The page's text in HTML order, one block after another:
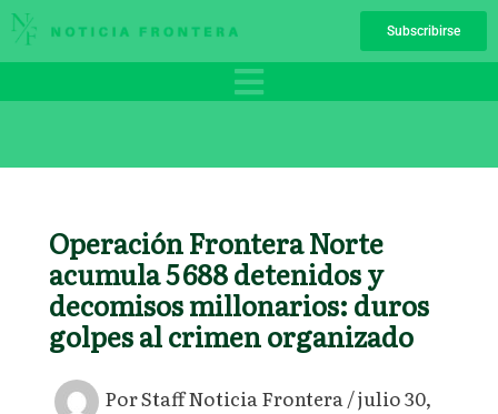
Ir
al
Subscribirse
Operación Frontera Norte
acumula 5 688 detenidos y
decomisos millonarios: duros
golpes al crimen organizado
PorStaff Noticia Frontera/julio 30,